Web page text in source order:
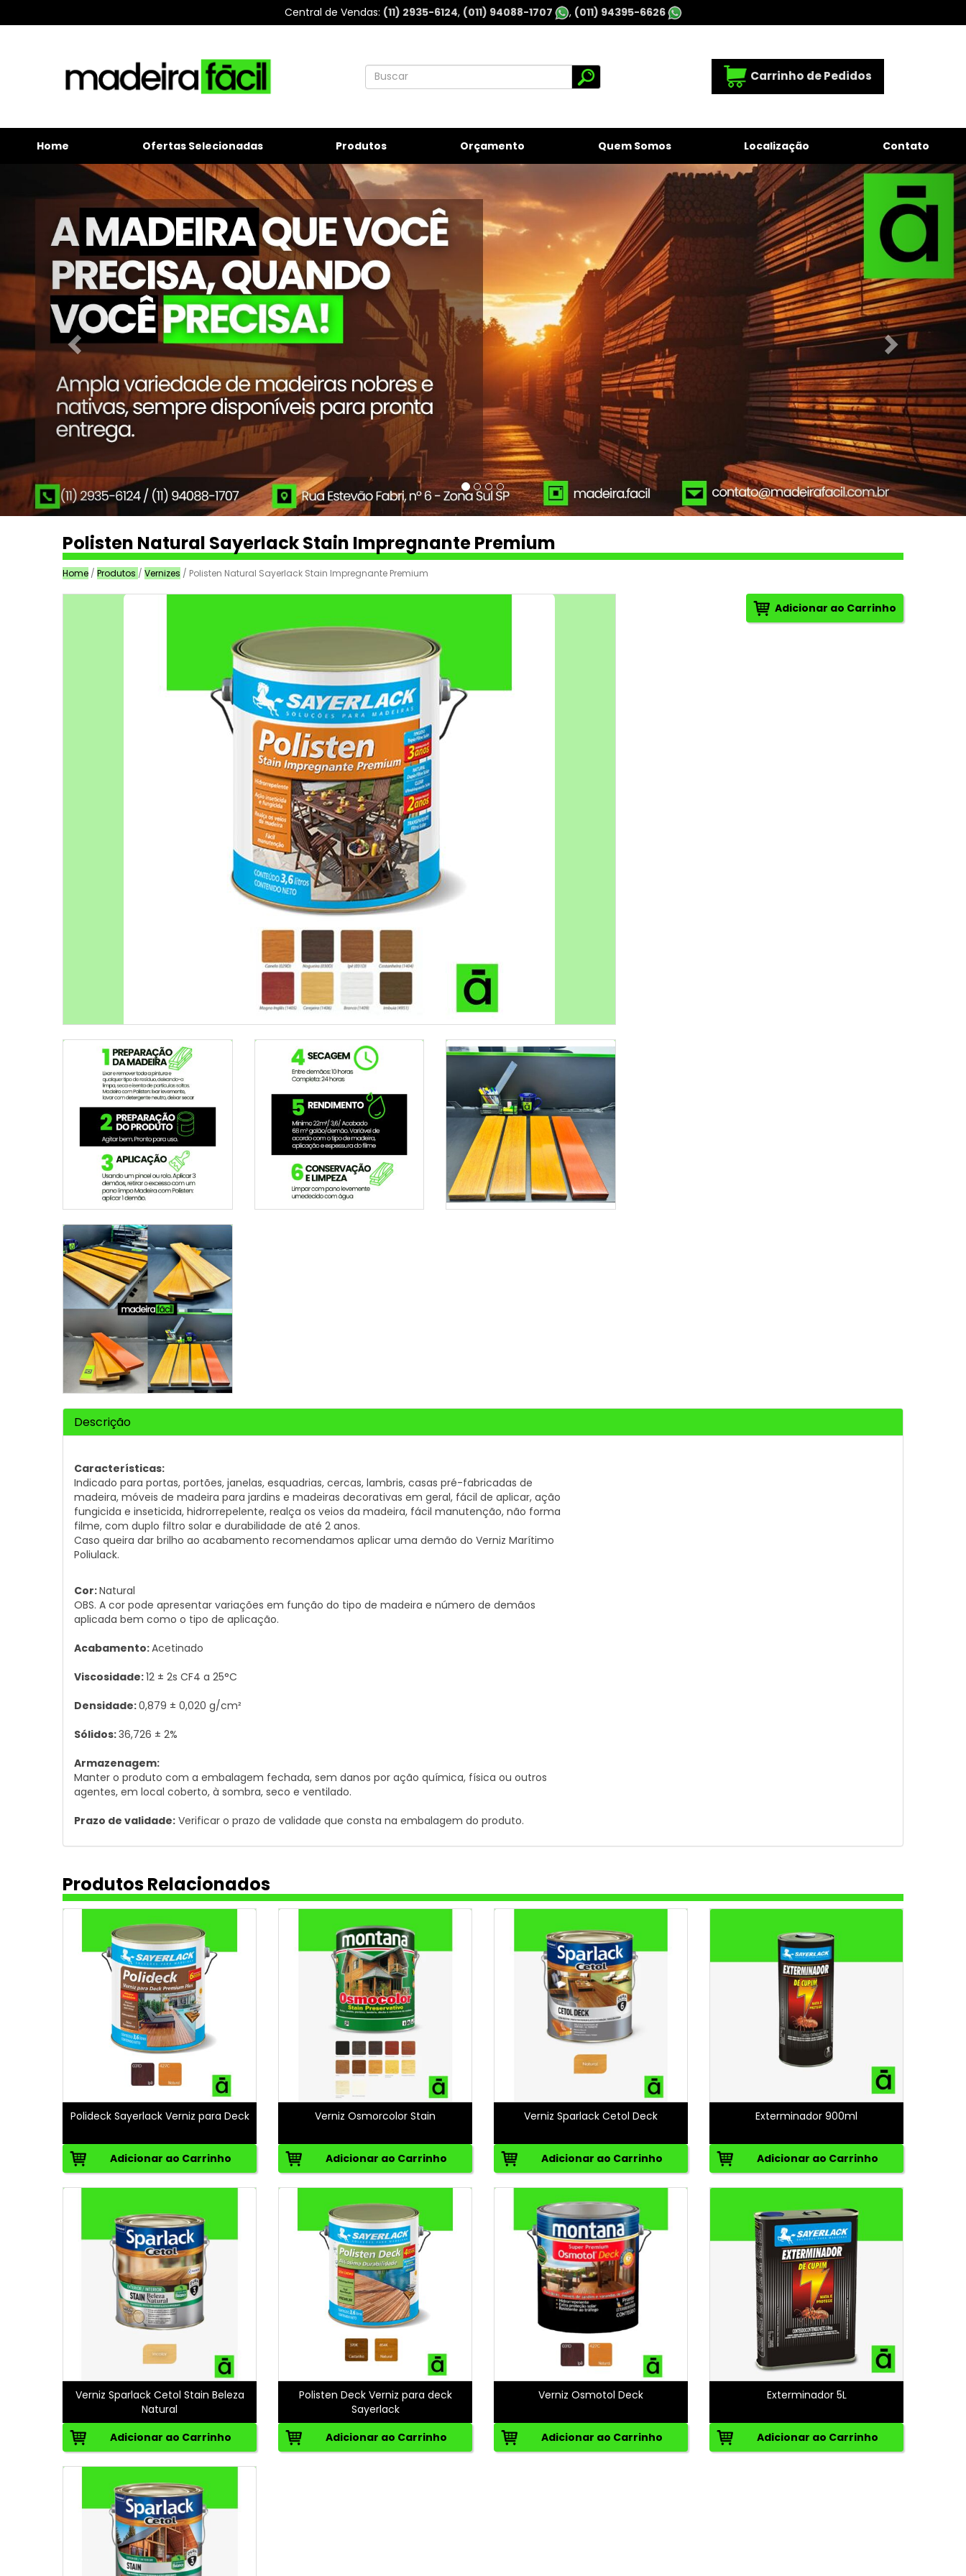
Central de Vendas (11) 2935-6124 (011) 94088-1707 (011) 94395-6626
Carrinho de Pedidos
Home Ofertas Selecionadas Produtos Orçamento Quem Somos Localização Contato
Previous Next
Polisten Natural Sayerlack Stain Impregnante Premium
Home / Produtos / Vernizes / Polisten Natural Sayerlack Stain Impregnante Premium
Adicionar ao Carrinho
Descrição
Características:
Indicado para portas, portões, janelas, esquadrias, cercas, lambris, casas pré-fabricadas de
madeira, móveis de madeira para jardins e madeiras decorativas em geral, fácil de aplicar, ação
fungicida e inseticida, hidrorrepelente, realça os veios da madeira, fácil manutenção, não forma
filme, com duplo filtro solar e durabilidade de até 2 anos.
Caso queira dar brilho ao acabamento recomendamos aplicar uma demão do Verniz Marítimo
Poliulack.
Cor:Natural
OBS. A cor pode apresentar variações em função do tipo de madeira e número de demãos
aplicada bem como o tipo de aplicação.
Acabamento:Acetinado
Viscosidade:12 ± 2s CF4 a 25°C
Densidade:0,879 ± 0,020 g/cm²
Sólidos:36,726 ± 2%
Armazenagem:
Manter o produto com a embalagem fechada, sem danos por ação química, física ou outros
agentes, em local coberto, à sombra, seco e ventilado.
Prazo de validade: Verificar o prazo de validade que consta na embalagem do produto.
Produtos Relacionados
Polideck Sayerlack Verniz para Deck
Adicionar ao Carrinho
Verniz Osmorcolor Stain
Adicionar ao Carrinho
Verniz Sparlack Cetol Deck
Adicionar ao Carrinho
Exterminador 900ml
Adicionar ao Carrinho
Verniz Sparlack Cetol Stain Beleza
Natural
Adicionar ao Carrinho
Polisten Deck Verniz para deck
Sayerlack
Adicionar ao Carrinho
Verniz Osmotol Deck
Adicionar ao Carrinho
Exterminador 5L
Adicionar ao Carrinho